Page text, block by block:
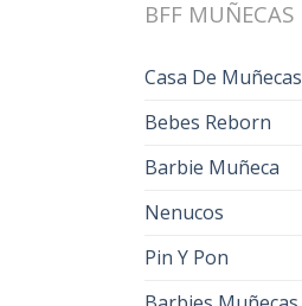
BFF MUÑECAS
Casa De Muñecas
Bebes Reborn
Barbie Muñeca
Nenucos
Pin Y Pon